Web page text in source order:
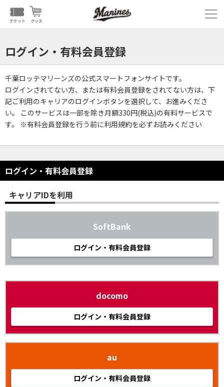
ログイン・有料会員登録
千葉ロッテマリーンズの公式スマートフォンサイトです。
ログインされてない方、または有料会員登録をされてない方は、下
記ご利用のキャリアのログインボタンを選択して、お進みくださ
い。 このサービスは一部を除き月額330円(税込)の有料サービスで
す。 ※有料会員登録を行う前に利用規約を必ずお読みください
ログイン・有料会員登録
キャリアIDを利用
SoftBank
ログイン・有料会員登録
docomo
ログイン・有料会員登録
au
ログイン・有料会員登録